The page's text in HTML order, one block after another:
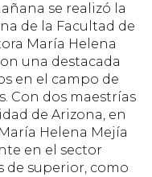
se realizó la
de la Facultad de
María Helena
una destacada
en el campo de
Con dos maestrías
de Arizona, en
Helena Mejía
en el sector
de superior, como